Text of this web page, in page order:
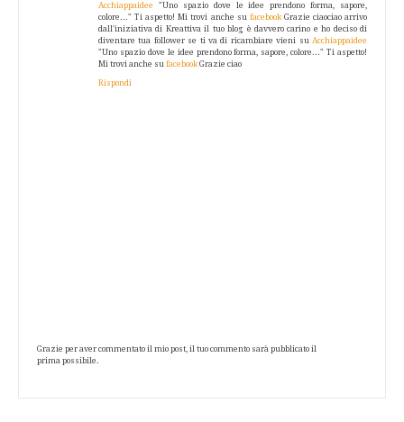
Acchiappaidee "Uno spazio dove le idee prendono forma, sapore,
colore..." Ti aspetto! Mi trovi anche su facebook Grazie ciaociao arrivo
dall'iniziativa di Kreattiva il tuo blog è davvero carino e ho deciso di
diventare tua follower se ti va di ricambiare vieni su Acchiappaidee
"Uno spazio dove le idee prendono forma, sapore, colore..." Ti aspetto!
Mi trovi anche su facebookGrazie ciao
Rispondi
Grazie per aver commentato il mio post, il tuo commento sarà pubblicato il
prima possibile.